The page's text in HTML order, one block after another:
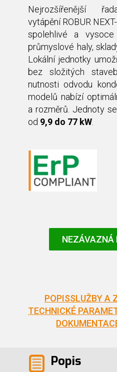
Nejrozšířenější
vytápění ROBUR
spolehlivé a
průmyslové haly,
Lokální jednotky
bez složitých
nutnosti odvodu
modelů nabízí
a rozměrů. Jednoty
od 9,9 do 77 kW
NEZÁVAZNÁ
POPISSLUŽBY A
TECHNICKÉ
Popis